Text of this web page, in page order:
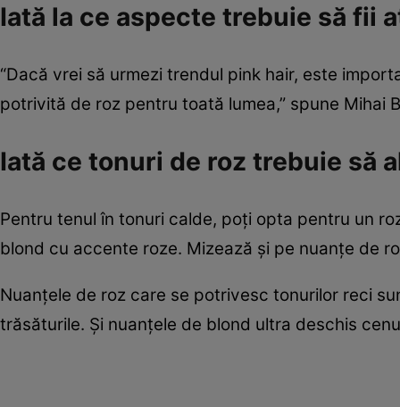
Iată la ce aspecte trebuie să fii
“Dacă vrei să urmezi trendul pink hair, este
potrivită de roz pentru toată lumea,” spune Mihai
Iată ce tonuri de roz trebuie să
Pentru tenul în tonuri calde, poţi opta pentru un
blond cu accente roze. Mizează şi pe nuanţe de
Nuanţele de roz care se potrivesc tonurilor reci
trăsăturile. Şi nuanţele de blond ultra deschis